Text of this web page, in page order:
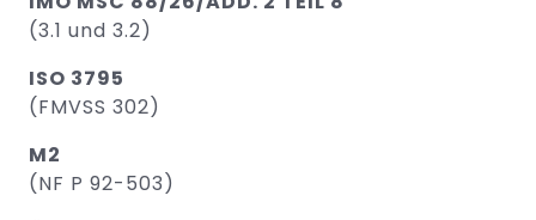
(3.1 und 3.2)
ISO 3795
(FMVSS 302)
M2
(NF P 92-503)